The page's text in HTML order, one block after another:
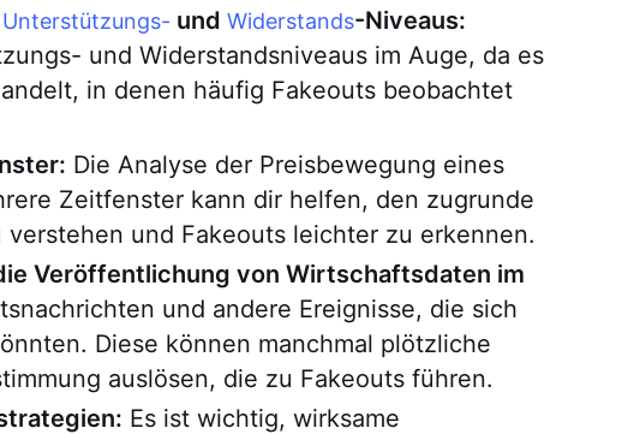
Unterstützungs- und Widerstands-Niveaus:
und Widerstandsniveaus im Auge, da es
in denen häufig Fakeouts beobachtet
Die Analyse der Preisbewegung eines
Zeitfenster kann dir helfen, den zugrunde
und Fakeouts leichter zu erkennen.
Veröffentlichung von Wirtschaftsdaten im
und andere Ereignisse, die sich
Diese können manchmal plötzliche
auslösen, die zu Fakeouts führen.
Es ist wichtig, wirksame